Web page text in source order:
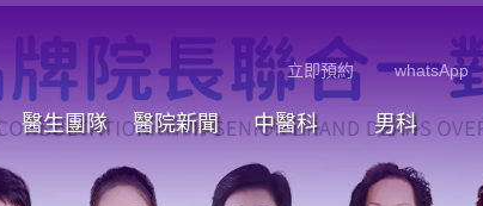
立即預約 whatsApp
醫生團隊 醫院新聞 中醫科 男科